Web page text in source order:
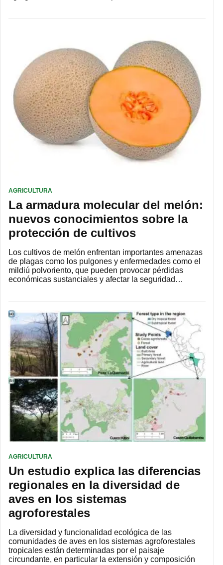
AGRICULTURA
La armadura molecular del melón:
nuevos conocimientos sobre la
protección de cultivos
Los cultivos de melón enfrentan importantes amenazas
de plagas como los pulgones y enfermedades como el
mildiú polvoriento, que pueden provocar pérdidas
económicas sustanciales y afectar la seguridad…
AGRICULTURA
Un estudio explica las diferencias
regionales en la diversidad de
aves en los sistemas
agroforestales
La diversidad y funcionalidad ecológica de las
comunidades de aves en los sistemas agroforestales
tropicales están determinadas por el paisaje
circundante, en particular la extensión y composición